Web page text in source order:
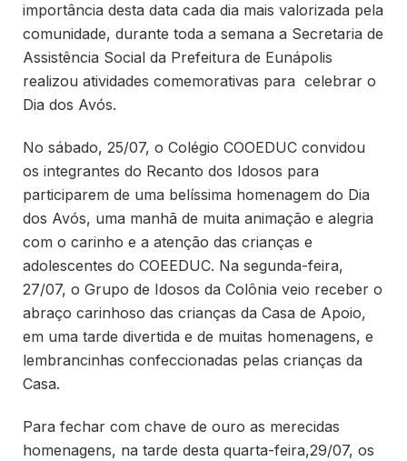
importância desta data cada dia mais valorizada pela
comunidade, durante toda a semana a Secretaria de
Assistência Social da Prefeitura de Eunápolis
realizou atividades comemorativas para celebrar o
Dia dos Avós.
No sábado, 25/07, o Colégio COOEDUC convidou
os integrantes do Recanto dos Idosos para
participarem de uma belíssima homenagem do Dia
dos Avós, uma manhã de muita animação e alegria
com o carinho e a atenção das crianças e
adolescentes do COEEDUC. Na segunda-feira,
27/07, o Grupo de Idosos da Colônia veio receber o
abraço carinhoso das crianças da Casa de Apoio,
em uma tarde divertida e de muitas homenagens, e
lembrancinhas confeccionadas pelas crianças da
Casa.
Para fechar com chave de ouro as merecidas
homenagens, na tarde desta quarta-feira,29/07, os